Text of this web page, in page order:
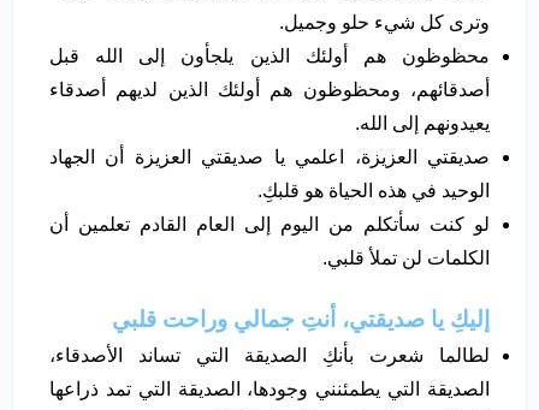
وترى كل شيء حلو وجميل.
محظوظون هم أولئك الذين يلجأون إلى الله قبل
أصدقائهم، ومحظوظون هم أولئك الذين لديهم أصدقاء
يعيدونهم إلى الله.
صديقتي العزيزة، اعلمي يا صديقتي العزيزة أن الجهاد
الوحيد في هذه الحياة هو قلبكِ.
لو كنت سأتكلم من اليوم إلى العام القادم تعلمين أن
الكلمات لن تملأ قلبي.
إليكِ يا صديقتي، أنتِ جمالي وراحت قلبي
لطالما شعرت بأنكِ الصديقة التي تساند الأصدقاء،
الصديقة التي يطمئنني وجودها، الصديقة التي تمد ذراعها